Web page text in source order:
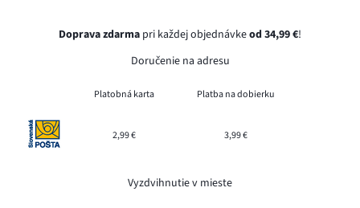
Doprava zdarma pri každej objednávkeod 34,99 €!
Doručenie na adresu
Platobná karta Platba na dobierku
2,99 € 3,99 €
Vyzdvihnutie v mieste